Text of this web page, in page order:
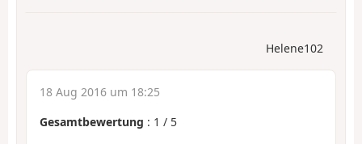
Helene102
18 Aug 2016 um 18:25
Gesamtbewertung : 1 / 5